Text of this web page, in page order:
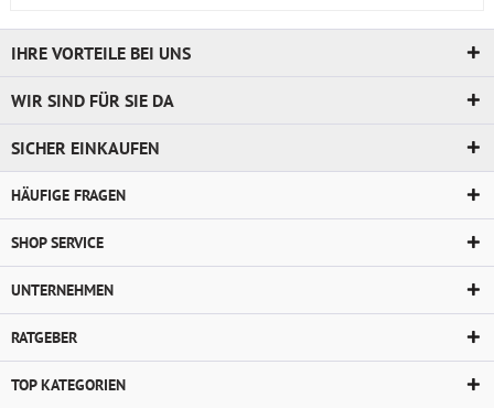
IHRE VORTEILE BEI UNS
WIR SIND FÜR SIE DA
SICHER EINKAUFEN
HÄUFIGE FRAGEN
SHOP SERVICE
UNTERNEHMEN
RATGEBER
TOP KATEGORIEN